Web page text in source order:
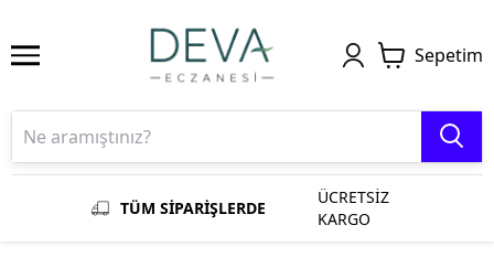
Sepetim
TÜM SİPARİŞLERDE
ÜCRETSİZ
KARGO